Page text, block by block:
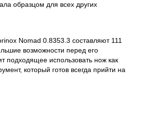
образцом для всех других
Nomad 0.8353.3 составляют 111
возможности перед его
подходящее использовать нож как
который готов всегда прийти на